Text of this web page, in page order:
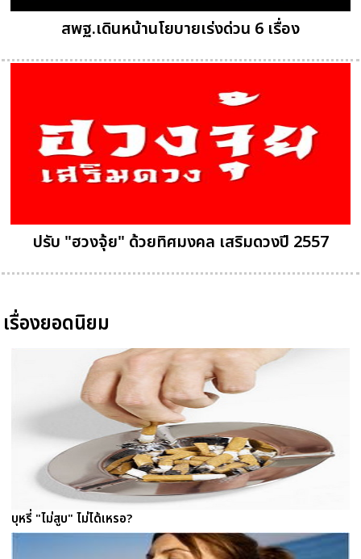
สพฐ.เดินหน้านโยบายเร่งด่วน 6 เรื่อง
ปรับ "ฮวงจุ้ย" ด้วยทิศมงคล เสริมดวงปี 2557
เรื่องยอดนิยม
บุหรี่ "ไม่สูบ" ไม่ได้เหรอ?